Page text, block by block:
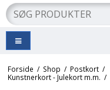
Forside / Shop / Postkort /
Kunstnerkort - Julekort m.m. /